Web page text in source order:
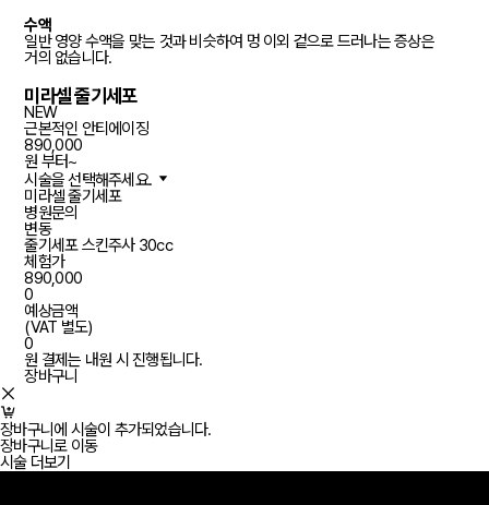
수액
일반 영양 수액을 맞는 것과 비슷하여 멍 이외 겉으로 드러나는 증상은
거의 없습니다.
미라셀 줄기세포
NEW
근본적인 안티에이징
890,000
원 부터~
시술을 선택해주세요.
미라셀 줄기세포
병원문의
변동
줄기세포 스킨주사 30cc
체험가
890,000
0
예상금액
(VAT 별도)
0
원 결제는 내원 시 진행됩니다.
장바구니
장바구니에 시술이 추가되었습니다.
장바구니로 이동
시술 더보기